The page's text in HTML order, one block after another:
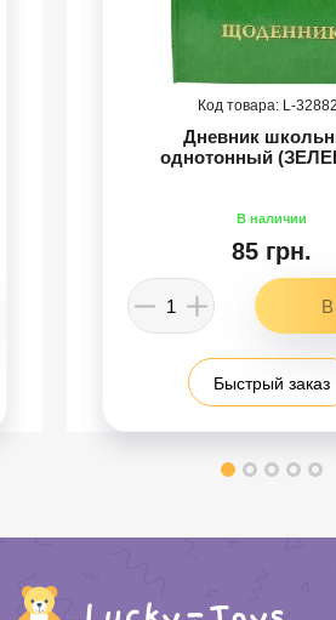
Дневник
однотонный
85 грн.
Быстрый заказ